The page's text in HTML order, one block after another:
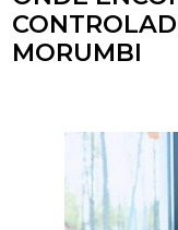
MORUMBI